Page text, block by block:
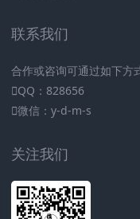
联系我们
合作或咨询可通过如下方
QQ：828656
微信：y-d-m-s
关注我们